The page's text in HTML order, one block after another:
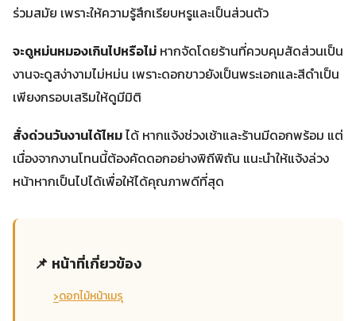
ร่วมสมัย เพราะให้ความรู้สึกเรียบหรูและเป็นส่วนตัว
จะดูหม่นหมองเกินไปหรือไม่ หากจัดโดยร้านที่ควบคุมสัดส่วนเป็น
งานจะดูสง่างามไม่หม่น เพราะดอกขาวยังเป็นพระเอกและสีดำเป็น
เพียงกรอบเสริมให้ดูมีมิติ
สั่งด่วนวันงานได้ไหมได้ หากแจ้งช่วงเช้าและร้านมีดอกพร้อม แต่
เนื่องจากงานโทนนี้ต้องคัดดอกอย่างพิถีพิถัน แนะนำให้แจ้งล่วง
หน้าหากเป็นไปได้เพื่อให้ได้คุณภาพดีที่สุด
📌 หน้าที่เกี่ยวข้อง
›ดอกไม้หน้าเมรุ